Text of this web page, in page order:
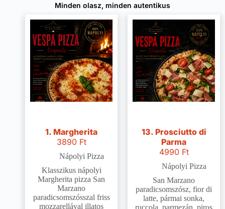
Minden olasz, minden autentikus
1. Margherita
3890 Ft
Nápolyi Pizza
Klasszikus nápolyi
Margherita pizza San
Marzano
paradicsomszósszal friss
mozzarellával illatos
13. Prosciutto di
Parma
4990 Ft
Nápolyi Pizza
San Marzano
paradicsomszósz, fior di
latte, pármai sonka,